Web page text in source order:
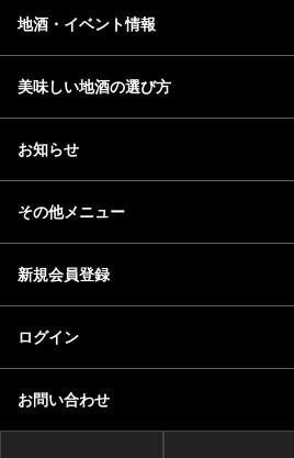
地酒・イベント情報
美味しい地酒の選び方
お知らせ
その他メニュー
新規会員登録
ログイン
お問い合わせ